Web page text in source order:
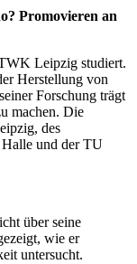
Promovieren an
Leipzig studiert.
Herstellung von
Forschung trägt
machen. Die
des
und der TU
über seine
wie er
untersucht.